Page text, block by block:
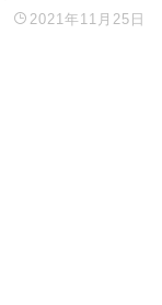
2021年11月25日